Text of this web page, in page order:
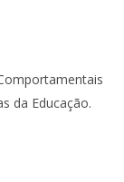
da Educação.